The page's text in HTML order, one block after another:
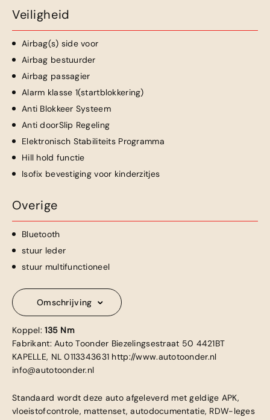
Veiligheid
Airbag(s) side voor
Airbag bestuurder
Airbag passagier
Alarm klasse 1(startblokkering)
Anti Blokkeer Systeem
Anti doorSlip Regeling
Elektronisch Stabiliteits Programma
Hill hold functie
Isofix bevestiging voor kinderzitjes
Overige
Bluetooth
stuur leder
stuur multifunctioneel
Omschrijving
Koppel:135 Nm
Fabrikant: Auto Toonder Biezelingsestraat 50 4421BT
KAPELLE, NL 0113343631 http://www.autotoonder.nl
info@autotoonder.nl
Standaard wordt deze auto afgeleverd met geldige APK,
vloeistofcontrole, mattenset, autodocumentatie, RDW-leges